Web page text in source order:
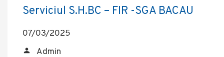
Serviciul S.H.BC – FIR -SGA BACAU
07/03/2025
Admin